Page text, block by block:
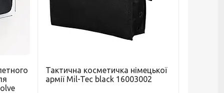
Тактична косметичка німецької
армії Mil-Tec black 16003002